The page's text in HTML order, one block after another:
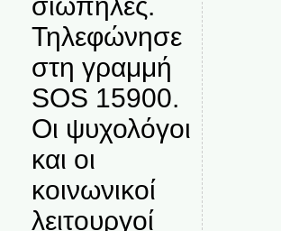
Τηλεφώνησε
στη γραμμή
SOS 15900.
Οι ψυχολόγοι
και οι
κοινωνικοί
λειτουργοί